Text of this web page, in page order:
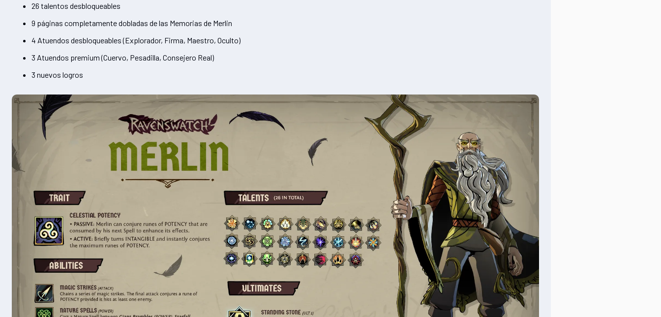
26 talentos desbloqueables
9 páginas completamente dobladas de las Memorias de Merlin
4 Atuendos desbloqueables (Explorador, Firma, Maestro, Oculto)
3 Atuendos premium (Cuervo, Pesadilla, Consejero Real)
3 nuevos logros